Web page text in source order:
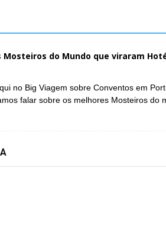
Mosteiros do Mundo que viraram
no Big Viagem sobre Conventos em
falar sobre os melhores Mosteiros do